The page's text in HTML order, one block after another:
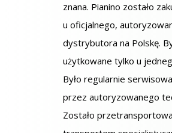
znana. Pianino zostało
u oficjalnego,
dystrybutora na Polskę.
użytkowane tylko u
Było regularnie
przez autoryzowanego
Zostało